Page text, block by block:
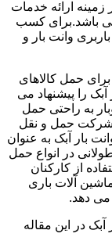
زمینه ارائه خدمات
باشد.برای کسب
وانت بار و
حمل کالاهای
را پیشنهاد می
به راحتی حمل
یک شرکت حمل و نقل
بار آبک به عنوان
در انواع حمل
از کارکنان
آلات باری
می دهد.
در این مقاله